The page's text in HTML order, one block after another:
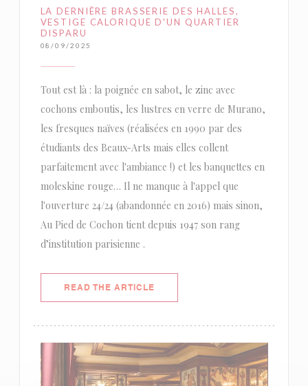
LA DERNIÈRE BRASSERIE DES HALLES,
VESTIGE CALORIQUE D'UN QUARTIER
DISPARU
08/09/2025
Tout est là : la poignée en sabot, le zinc avec
cochons emboutis, les lustres en verre de Murano,
les fresques naïves (réalisées en 1990 par des
étudiants des Beaux-Arts mais elles collent
parfaitement avec l'ambiance !) et les banquettes en
moleskine rouge… Il ne manque à l'appel que
l'ouverture 24/24 (abandonnée en 2016) mais sinon,
Au Pied de Cochon tient depuis 1947 son rang
d’institution parisienne .
READ THE ARTICLE((OPENS IN A NEW WINDOW))